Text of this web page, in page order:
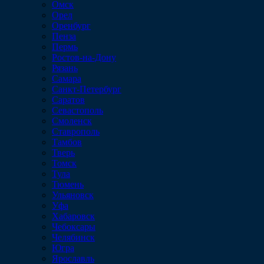
Омск
Орел
Оренбург
Пенза
Пермь
Ростов-на-Дону
Рязань
Самара
Санкт-Петербург
Саратов
Севастополь
Смоленск
Ставрополь
Тамбов
Тверь
Томск
Тула
Тюмень
Ульяновск
Уфа
Хабаровск
Чебоксары
Челябинск
Югра
Ярославль